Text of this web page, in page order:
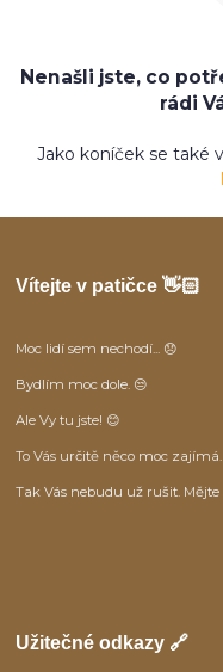
Nenašli jste, co
rádi
Jako koníček se také
Vítejte v patičce 👋🏻
Moc lidí sem nechodí... 😞
Bydlím moc dole. 😒
Ale Vy tu jste! 😊
To Vás určitě něco moc zajímá.
Tak Vás nebudu už rušit. Mějte
Užitečné odkazy 🔗